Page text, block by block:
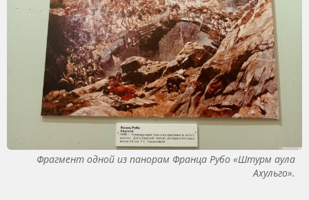
Фрагмент одной из панорам Франца Рубо «Штурм аула
Ахульго».